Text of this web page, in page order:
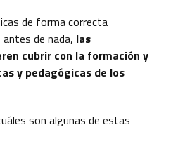
de forma correcta
de nada, las
cubrir con la formación y
y pedagógicas de los
son algunas de estas